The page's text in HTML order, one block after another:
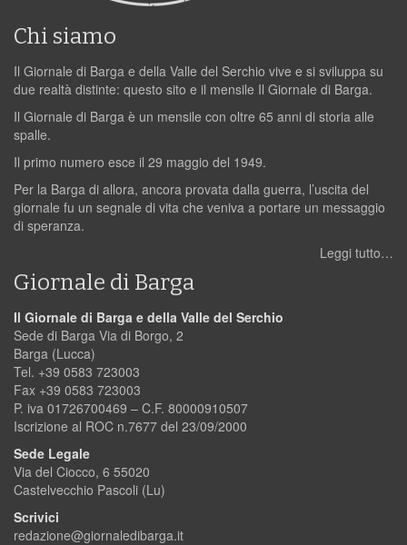
Chi siamo
Il Giornale di Barga e della Valle del Serchio vive e si sviluppa su
due realtà distinte: questo sito e il mensile Il Giornale di Barga.
Il Giornale di Barga è un mensile con oltre 65 anni di storia alle
spalle.
Il primo numero esce il 29 maggio del 1949.
Per la Barga di allora, ancora provata dalla guerra, l’uscita del
giornale fu un segnale di vita che veniva a portare un messaggio
di speranza.
Leggi tutto…
Giornale di Barga
Il Giornale di Barga e della Valle del Serchio
Sede di Barga Via di Borgo, 2
Barga (Lucca)
Tel. +39 0583 723003
Fax +39 0583 723003
P. iva 01726700469 – C.F. 80000910507
Iscrizione al ROC n.7677 del 23/09/2000
Sede Legale
Via del Ciocco, 6 55020
Castelvecchio Pascoli (Lu)
Scrivici
redazione@giornaledibarga.it